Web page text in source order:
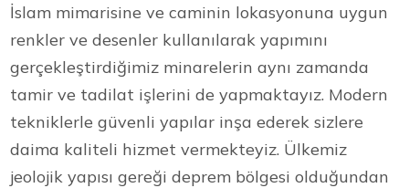
İslam mimarisine ve caminin lokasyonuna uygun
renkler ve desenler kullanılarak yapımını
gerçekleştirdiğimiz minarelerin aynı zamanda
tamir ve tadilat işlerini de yapmaktayız. Modern
tekniklerle güvenli yapılar inşa ederek sizlere
daima kaliteli hizmet vermekteyiz. Ülkemiz
jeolojik yapısı gereği deprem bölgesi olduğundan